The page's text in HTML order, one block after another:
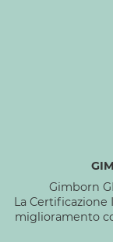
Gimborn
La Certificazione
miglioramento